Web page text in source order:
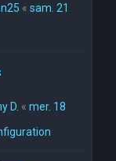
« sam. 21
D. « mer. 18